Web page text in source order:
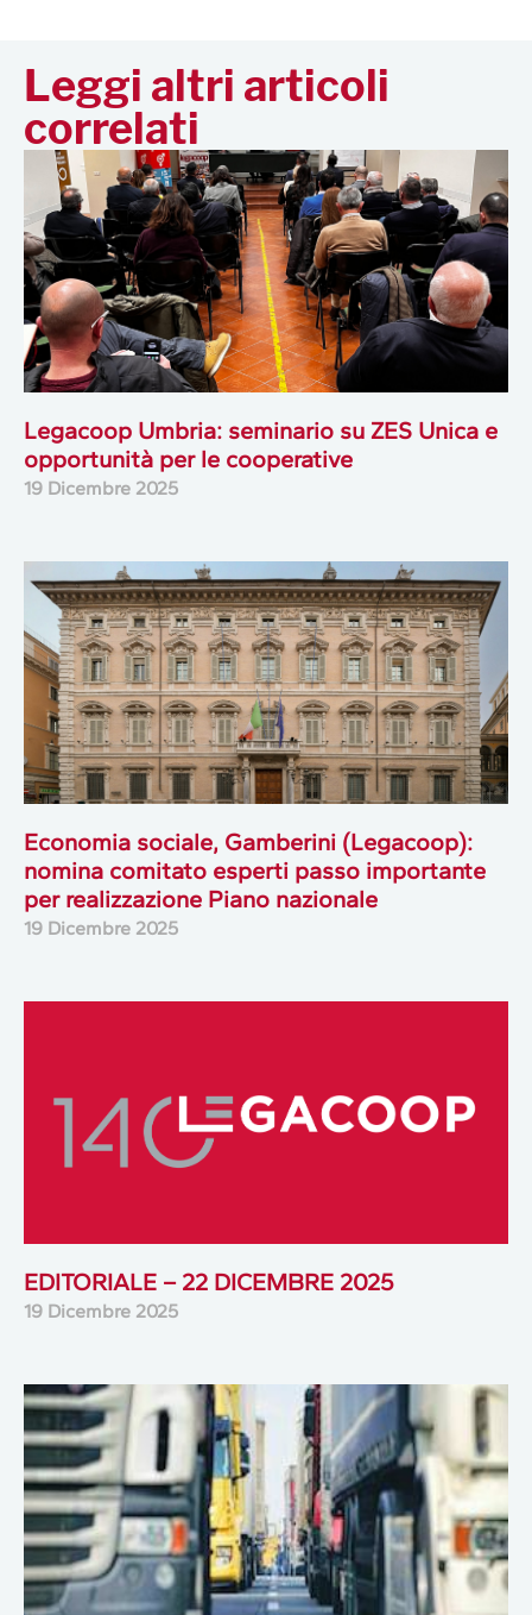
Leggi altri articoli
correlati
Legacoop Umbria: seminario su ZES Unica e
opportunità per le cooperative
19 Dicembre 2025
Economia sociale, Gamberini (Legacoop):
nomina comitato esperti passo importante
per realizzazione Piano nazionale
19 Dicembre 2025
EDITORIALE – 22 DICEMBRE 2025
19 Dicembre 2025